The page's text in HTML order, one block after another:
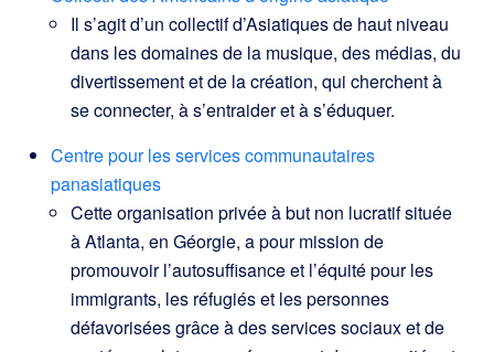
Il s’agit d’un collectif d’Asiatiques de haut niveau
dans les domaines de la musique, des médias, du
divertissement et de la création, qui cherchent à
se connecter, à s’entraider et à s’éduquer.
Centre pour les services communautaires
panasiatiques
Cette organisation privée à but non lucratif située
à Atlanta, en Géorgie, a pour mission de
promouvoir l’autosuffisance et l’équité pour les
immigrants, les réfugiés et les personnes
défavorisées grâce à des services sociaux et de